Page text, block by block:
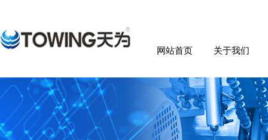
网站首页 关于我们